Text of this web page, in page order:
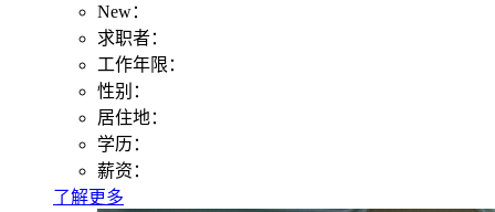
New：
求职者：
工作年限：
性别：
居住地：
学历：
薪资：
了解更多